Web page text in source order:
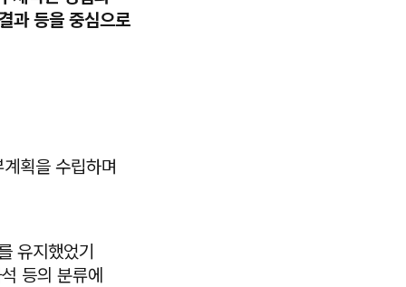
과 등을 중심으로
획을 수립하며
유지했었기
등의 분류에